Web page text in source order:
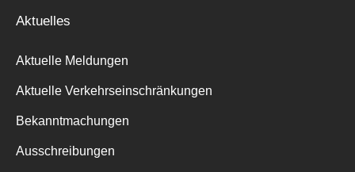
Aktuelles
Aktuelle Meldungen
Aktuelle Verkehrseinschränkungen
Bekanntmachungen
Ausschreibungen